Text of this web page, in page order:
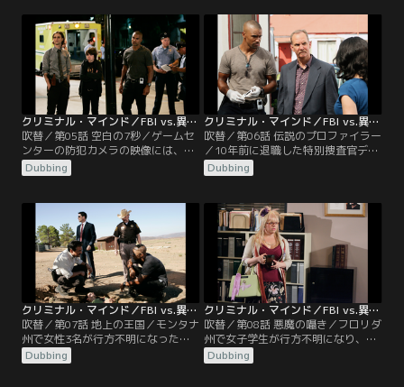
死因が異なる複数の遺体が発見され
る。全員が最近街に引っ越してきた
ばかりの一人暮らしの若者だった。
JJは、被害者の特徴を公開し、警告
を呼び掛けるが、翌日新たな犠牲者
が出る。
させていた。チームは、性格の異な
る2人組の犯人像のプロファイルを
発表する。その後4件目の事件が発
生。ところが今回は長女キャリーだ
けは生き残った。
クリミナル・マインド／FBI vs.異常犯罪 シーズン3 第05話／吹替
吹替／第05話 空白の7秒／ゲームセ
ンターの防犯カメラの映像には、ゲ
ームセンターから出ていくケイティ
の姿がわずか7秒だけ映っていた。
出は緊急を要し、巨大なモールで時
間との戦いが始まった。
Dubbing
クリミナル・マインド／FBI vs.異常犯罪 シーズン3 第06話／吹替
吹替／第06話 伝説のプロファイラー
／10年前に退職した特別捜査官デヴ
ィッド・ロッシがBAUに戻ってき
た。ロッシはBAU創成期のメンバー
ファイラー。ロッシ着任の朝、テキ
サス州で起きた奇妙な殺人事件の捜
査依頼が飛び込んでくる。被害者の
女性の自宅玄関の扉には“私を見つ
けて”と書かれた彼女の顔写真入り
のビラが貼られていた。
Dubbing
クリミナル・マインド／FBI vs.異常犯罪 シーズン3 第07話／吹替
吹替／第07話 地上の王国／モンタナ
州で女性3名が行方不明になった。
いずれもブルネットの若い白人女
性。そして、4人目の女性が夫と子
Dubbing
クリミナル・マインド／FBI vs.異常犯罪 シーズン3 第08話／吹替
吹替／第08話 悪魔の囁き／フロリダ
州で女子学生が行方不明になり、3
日後に上半身が発見される。下半身
は死後ワニに食われており、死因は
Dubbing